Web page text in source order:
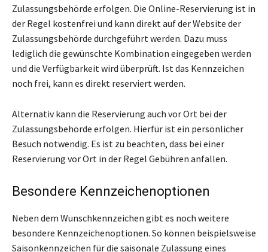
Zulassungsbehörde erfolgen. Die Online-Reservierung ist in
der Regel kostenfrei und kann direkt auf der Website der
Zulassungsbehörde durchgeführt werden. Dazu muss
lediglich die gewünschte Kombination eingegeben werden
und die Verfügbarkeit wird überprüft. Ist das Kennzeichen
noch frei, kann es direkt reserviert werden.
Alternativ kann die Reservierung auch vor Ort bei der
Zulassungsbehörde erfolgen. Hierfür ist ein persönlicher
Besuch notwendig. Es ist zu beachten, dass bei einer
Reservierung vor Ort in der Regel Gebühren anfallen.
Besondere Kennzeichenoptionen
Neben dem Wunschkennzeichen gibt es noch weitere
besondere Kennzeichenoptionen. So können beispielsweise
Saisonkennzeichen für die saisonale Zulassung eines